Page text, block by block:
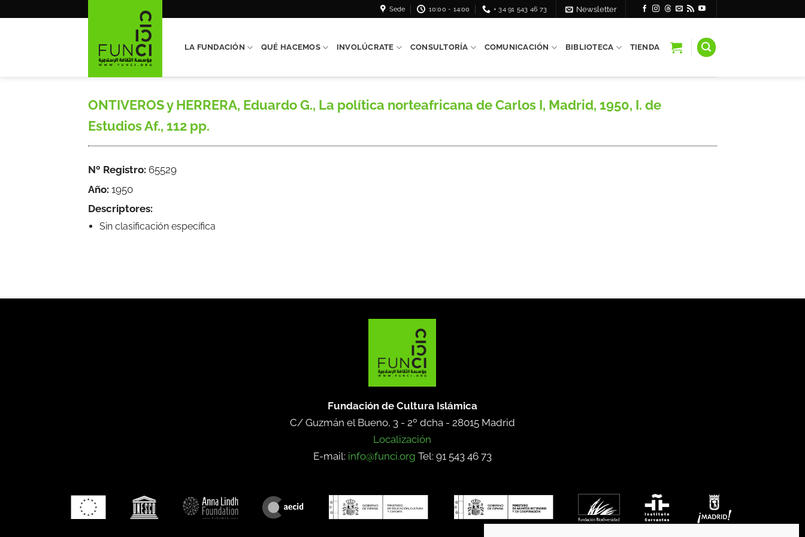
Sede 10:00 - 14:00 + 34 91 543 46 73 Newsletter
LA FUNDACIÓN QUÉ HACEMOS INVOLÚCRATE CONSULTORÍA COMUNICACIÓN BIBLIOTECA TIENDA
ONTIVEROS y HERRERA, Eduardo G., La política norteafricana de Carlos I, Madrid, 1950, I. de
Estudios Af., 112 pp.
Nº Registro: 65529
Año: 1950
Descriptores:
Sin clasificación específica
Fundación de Cultura Islámica
C/ Guzmán el Bueno, 3 - 2º dcha - 28015 Madrid
Localización
E-mail: info@funci.org Tel: 91 543 46 73